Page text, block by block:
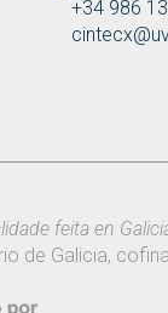
+34 986
feita en
de Galicia,